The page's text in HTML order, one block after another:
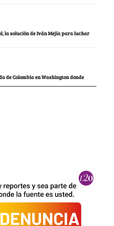
la solución de Iván Mejía para luchar
de Colombia en Washington donde